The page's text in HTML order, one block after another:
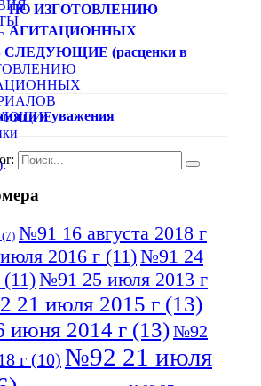
ПО ИЗГОТОВЛЕНИЮ
АГИТАЦИОННЫХ
(расценки в
и уважения
(7) №91 16 августа 2018 г
2016 г (11)№91 24
(11)№91 25 июля 2013 г
21 июля 2015 г (13)
2014 г (13)№92
г (10) №92 21 июля